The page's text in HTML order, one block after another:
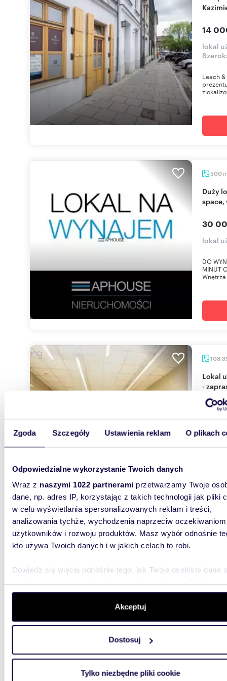
Zgoda Szczegóły Ustawienia reklam O plikach
Odpowiedzialne wykorzystanie Twoich danych
Wraz z naszymi 1022 partnerami przetwarzamy Twoje
dane, np. adres IP, korzystając z takich technologii jak pliki
w celu wyświetlania spersonalizowanych reklam i treści,
analizowania tychże, wychodzenia naprzeciw oczekiwaniom
użytkowników i rozwoju produktów. Masz wybór odnośnie
kto używa Twoich danych i w jakich celach to robi.
Dowiedz się więcej odnośnie tego, jak Twoje osobiste dane
szczegółów. W Deklaracji plików cookie możesz zmienić
wycofać swoją zgodę w dowolnej chwili.
aby oferować funkcje społecznościowe i analizować ruch w
witrynie. Informacje o tym, jak korzystasz z naszej witryny,
analitycznym. Partnerzy mogą połączyć te informacje z
Akceptuj
Dostosuj
Tylko niezbędne pliki cookie
14
lokal
Leach
500
Duży lokal handlowo-usługowy 500 m², open
space,
30
lokal
DO
MINUT
Lokal usługowo-handlowy na Kazimierzu, 109 m²
-
10
Oferty spełniające Twoje kryteria w
WYRÓŻNIONE 89m